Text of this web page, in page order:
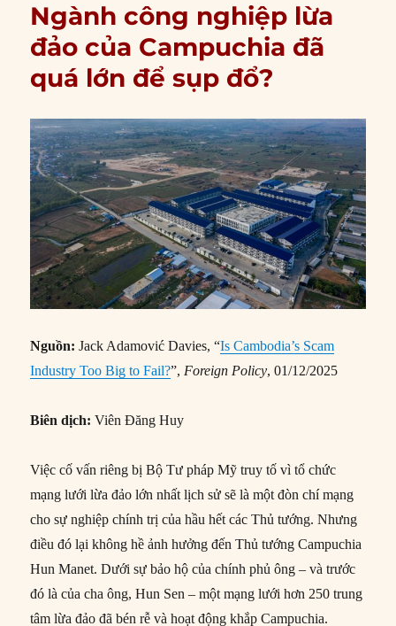
Ngành công nghiệp lừa
đảo của Campuchia đã
quá lớn để sụp đổ?
Nguồn:Jack Adamović Davies, “Is Cambodia’s Scam
Industry Too Big to Fail?”, Foreign Policy, 01/12/2025
Biên dịch:Viên Đăng Huy
Việc cố vấn riêng bị Bộ Tư pháp Mỹ truy tố vì tổ chức
mạng lưới lừa đảo lớn nhất lịch sử sẽ là một đòn chí mạng
cho sự nghiệp chính trị của hầu hết các Thủ tướng. Nhưng
điều đó lại không hề ảnh hưởng đến Thủ tướng Campuchia
Hun Manet. Dưới sự bảo hộ của chính phủ ông – và trước
đó là của cha ông, Hun Sen – một mạng lưới hơn 250 trung
tâm lừa đảo đã bén rễ và hoạt động khắp Campuchia.